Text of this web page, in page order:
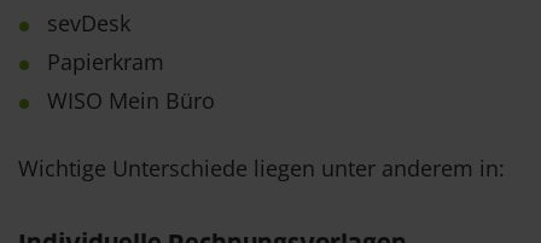
sevDesk
Papierkram
WISO Mein Büro
Wichtige Unterschiede liegen unter anderem in: